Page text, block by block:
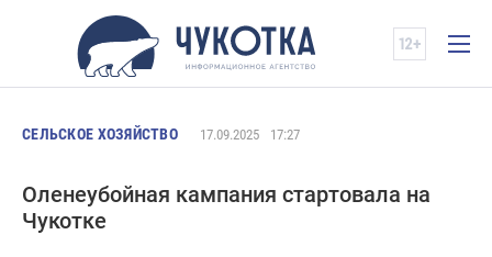
СЕЛЬСКОЕ ХОЗЯЙСТВО 17.09.2025 17:27
Оленеубойная кампания стартовала на
Чукотке